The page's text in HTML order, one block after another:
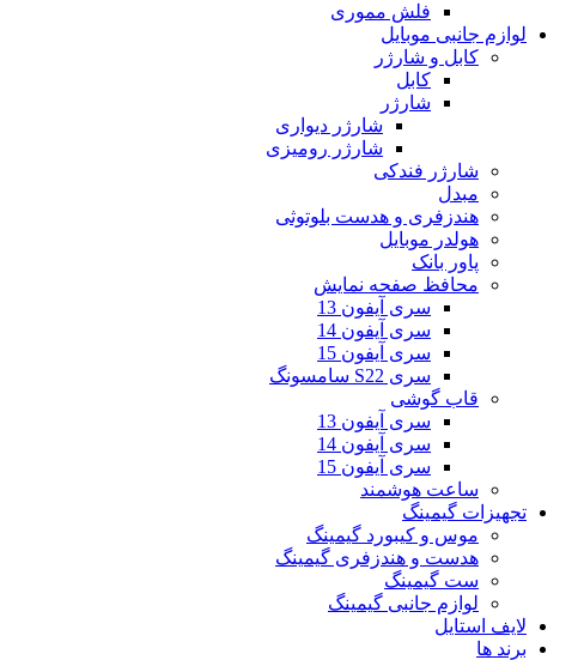
فلش مموری
لوازم جانبی موبایل
کابل و شارژر
کابل
شارژر
شارژر دیواری
شارژر رومیزی
شارژر فندکی
مبدل
هندزفری و هدست بلوتوثی
هولدر موبایل
پاور بانک
محافظ صفحه نمایش
سری آیفون 13
سری آیفون 14
سری آیفون 15
سری S22 سامسونگ
قاب گوشی
سری آیفون 13
سری آیفون 14
سری آیفون 15
ساعت هوشمند
تجهیزات گیمینگ
موس و کیبورد گیمینگ
هدست و هندزفری گیمینگ
ست گیمینگ
لوازم جانبی گیمینگ
لایف استایل
برند ها